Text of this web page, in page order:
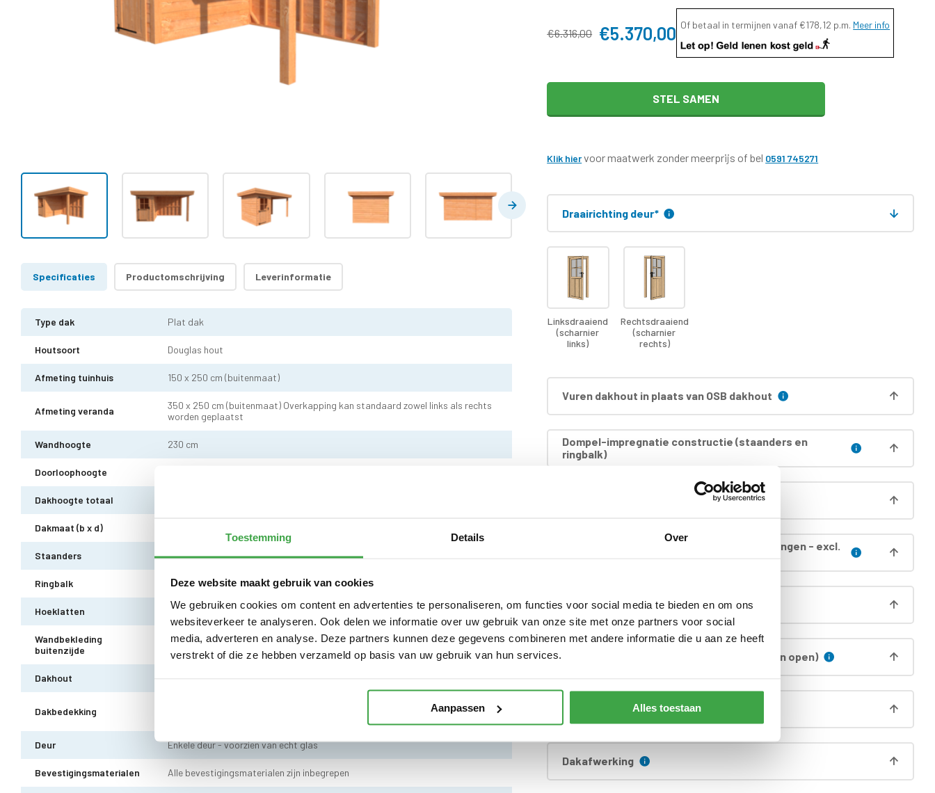
Toestemming Details Over
Deze website maakt gebruik van cookies
We gebruiken cookies om content en advertenties te personaliseren, om functies voor social media te bieden en om ons
websiteverkeer te analyseren. Ook delen we informatie over uw gebruik van onze site met onze partners voor social
media, adverteren en analyse. Deze partners kunnen deze gegevens combineren met andere informatie die u aan ze heeft
verstrekt of die ze hebben verzameld op basis van uw gebruik van hun services.
Aanpassen Alles toestaan
Specificaties Productomschrijving Leverinformatie
Type dak Plat dak
Houtsoort Douglas hout
Afmeting tuinhuis 150 x 250 cm (buitenmaat)
Afmeting veranda
350 x 250 cm (buitenmaat) Overkapping kan standaard zowel links als rechts
worden geplaatst
Wandhoogte 230 cm
Doorloophoogte
Dakhoogte totaal
Dakmaat (b x d)
Staanders Douglas hout 14 x 14 cm - 3 stuks
Ringbalk Douglas hout 14 x 14 cm
Hoeklatten Douglas hout 4 x 4 cm - 3 stuks
Wandbekleding
buitenzijde
Douglas hout Zweeds rabat horizontaal
Dakhout
Dakbedekking
EPDM uit 1 stuk geleverd incl. kit, dak doorvoer en regenpijp tot aan maaiveld -
Deur Enkele deur - voorzien van echt glas
Bevestigingsmaterialen Alle bevestigingsmaterialen zijn inbegrepen
€6.316,00 €5.370,00 Of betaal in termijnen vanaf €178,12 p.m. Meer info
STEL SAMEN
Klik hiervoor maatwerk zonder meerprijs of bel 0591 745271
Draairichting deur*
Linksdraaiend
(scharnier
links)
Rechtsdraaiend
(scharnier
rechts)
Vuren dakhout in plaats van OSB dakhout
Dompel-impregnatie constructie (staanders en
ringbalk)
Dompel-impregnatie wanden
Dompel-impregnatie dak (incl. boei & gordingen - excl.
Dompel-impregnatie deur incl. kozijn
Extra dichte zijwand (alleen voorzijde is dan open)
Hardhouten onderprofielen
Dakafwerking